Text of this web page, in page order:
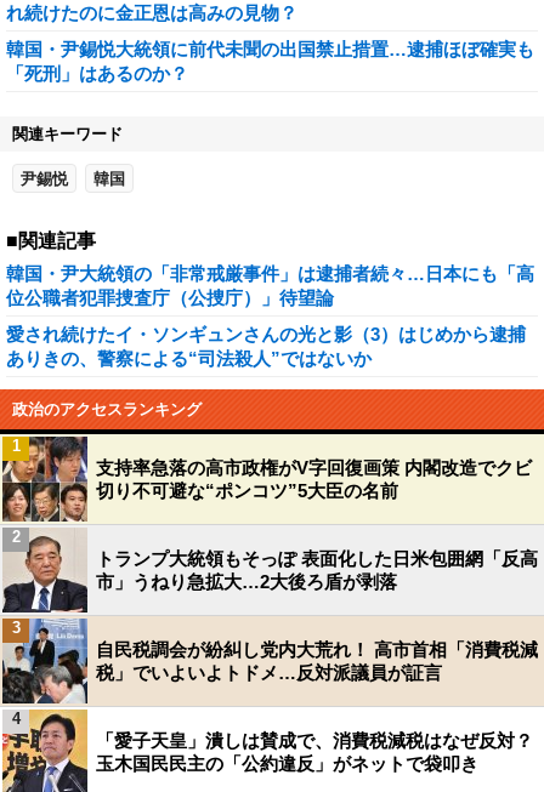
れ続けたのに金正恩は高みの見物？
韓国・尹錫悦大統領に前代未聞の出国禁止措置…逮捕ほぼ確実も
「死刑」はあるのか？
関連キーワード
尹錫悦 韓国
■関連記事
韓国・尹大統領の「非常戒厳事件」は逮捕者続々…日本にも「高
位公職者犯罪捜査庁（公捜庁）」待望論
愛され続けたイ・ソンギュンさんの光と影（3）はじめから逮捕
ありきの、警察による“司法殺人”ではないか
政治のアクセスランキング
支持率急落の高市政権がV字回復画策 内閣改造でクビ
切り不可避な“ポンコツ”5大臣の名前
1
トランプ大統領もそっぽ 表面化した日米包囲網「反高
市」うねり急拡大…2大後ろ盾が剥落
2
自民税調会が紛糾し党内大荒れ！ 高市首相「消費税減
税」でいよいよトドメ…反対派議員が証言
3
「愛子天皇」潰しは賛成で、消費税減税はなぜ反対？
玉木国民民主の「公約違反」がネットで袋叩き
4